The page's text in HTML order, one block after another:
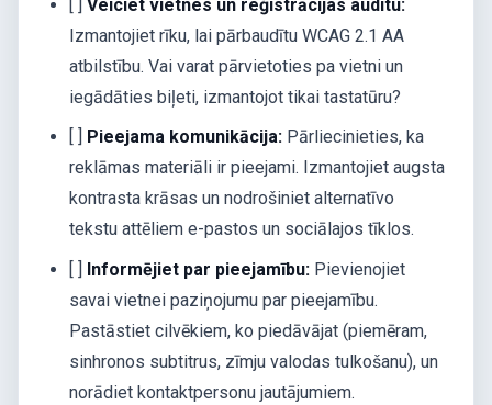
[ ]Veiciet vietnes un reģistrācijas auditu:
Izmantojiet rīku, lai pārbaudītu WCAG 2.1 AA
atbilstību. Vai varat pārvietoties pa vietni un
iegādāties biļeti, izmantojot tikai tastatūru?
Pieejama komunikācija: Pārliecinieties, ka
reklāmas materiāli ir pieejami. Izmantojiet augsta
kontrasta krāsas un nodrošiniet alternatīvo
tekstu attēliem e-pastos un sociālajos tīklos.
[ ] Informējiet par pieejamību: Pievienojiet
savai vietnei paziņojumu par pieejamību.
Pastāstiet cilvēkiem, ko piedāvājat (piemēram,
sinhronos subtitrus, zīmju valodas tulkošanu), un
norādiet kontaktpersonu jautājumiem.